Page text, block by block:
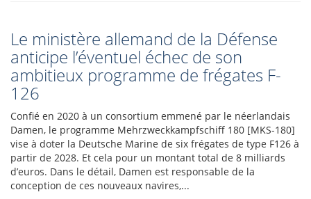
Le ministère allemand de la Défense
anticipe l’éventuel échec de son
ambitieux programme de frégates F-
126
Confié en 2020 à un consortium emmené par le néerlandais
Damen, le programme Mehrzweckkampfschiff 180 [MKS-180]
vise à doter la Deutsche Marine de six frégates de type F126 à
partir de 2028. Et cela pour un montant total de 8 milliards
d’euros. Dans le détail, Damen est responsable de la
conception de ces nouveaux navires,...